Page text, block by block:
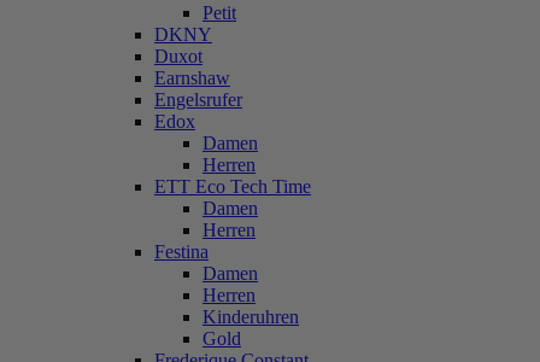
Petit
DKNY
Duxot
Earnshaw
Engelsrufer
Edox
Damen
Herren
ETT Eco Tech Time
Damen
Herren
Festina
Damen
Herren
Kinderuhren
Gold